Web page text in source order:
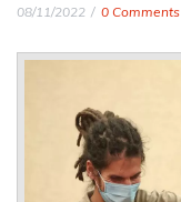
08/11/2022 0 Comments